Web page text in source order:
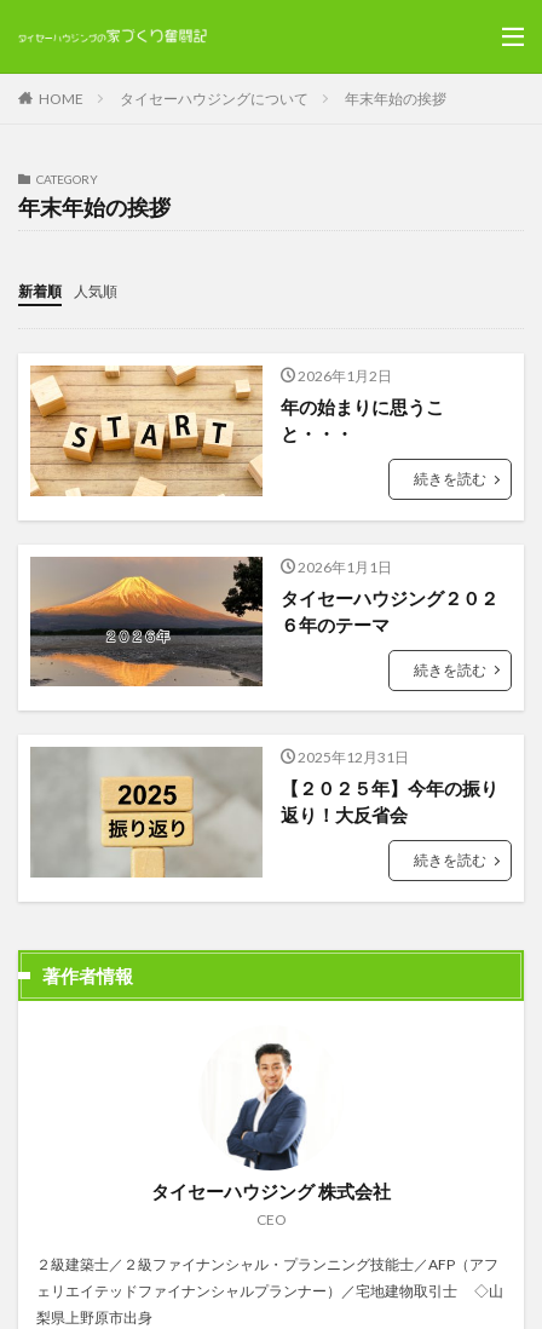
HOME タイセーハウジングについて 年末年始の挨拶
CATEGORY
年末年始の挨拶
新着順 人気順
2026年1月2日
年の始まりに思うこ
と・・・
続きを読む
2026年1月1日
タイセーハウジング２０２
６年のテーマ
続きを読む
2025年12月31日
【２０２５年】今年の振り
返り！大反省会
続きを読む
著作者情報
タイセーハウジング 株式会社
CEO
２級建築士／２級ファイナンシャル・プランニング技能士／AFP（アフ
ェリエイテッドファイナンシャルプランナー）／宅地建物取引士 ◇山
梨県上野原市出身